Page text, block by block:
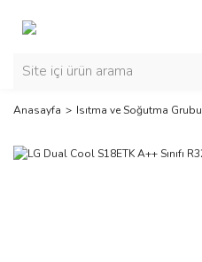
Anasayfa Isıtma ve Soğutma Grubu